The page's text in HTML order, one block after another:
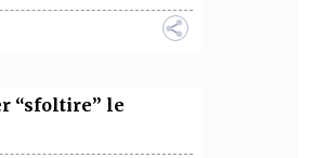
“sfoltire” le